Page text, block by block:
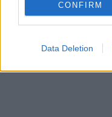
CONFIRM
Data Deletion